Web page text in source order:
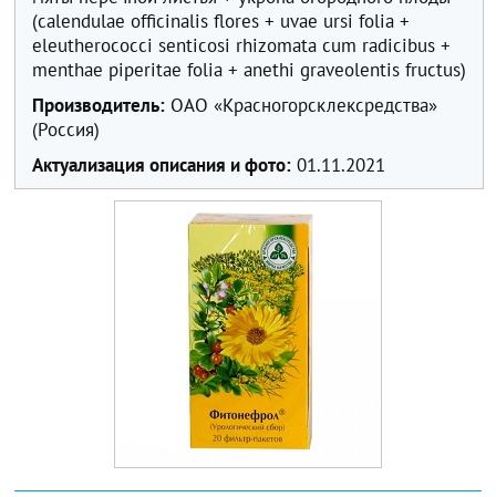
(calendulae officinalis flores + uvae ursi folia +
eleutherococci senticosi rhizomata cum radicibus +
menthae piperitae folia + anethi graveolentis fructus)
Производитель: ОАО «Красногорсклексредства»
(Россия)
Актуализация описания и фото: 01.11.2021